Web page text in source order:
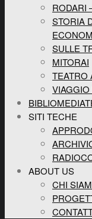
RODARI
STORIA
SULLE
MITORAI
TEATRO
VIAGGIO
SITI TECHE
ABOUT US
CHI